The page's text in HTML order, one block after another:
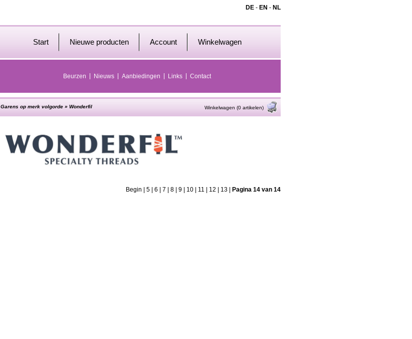
DE - EN - NL
Start Nieuwe producten Account Winkelwagen
Beurzen Nieuws Aanbiedingen Links Contact
Garens op merk volgorde » Wonderfil Winkelwagen (0 artikelen)
Begin 5 6 7 8 9 10 11 12 13 Pagina 14 van 14